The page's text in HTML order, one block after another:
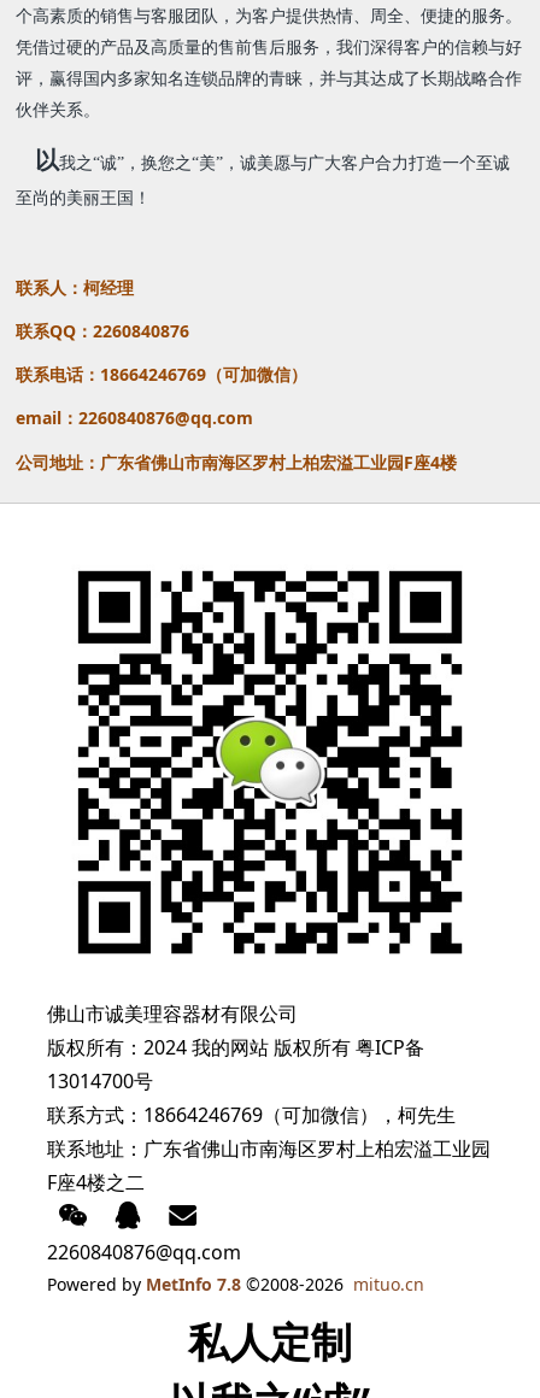
个高素质的销售与客服团队，为客户提供热情、周全、便捷的服务。
凭借过硬的产品及高质量的售前售后服务，我们深得客户的信赖与好
评，赢得国内多家知名连锁品牌的青睐，并与其达成了长期战略合作
伙伴关系。
以我之“诚” ，换您之“美” ，诚美愿与广大客户合力打造一个至诚
至尚的美丽王国！
联系人：柯经理
联系QQ：2260840876
联系电话：18664246769（可加微信）
email：2260840876@qq.com
公司地址：广东省佛山市南海区罗村上柏宏溢工业园F座4楼
佛山市诚美理容器材有限公司
版权所有：2024 我的网站 版权所有粤ICP备
13014700号
联系方式：18664246769（可加微信），柯先生
联系地址：广东省佛山市南海区罗村上柏宏溢工业园
F座4楼之二
2260840876@qq.com
Powered by MetInfo 7.8 ©2008-2026 mituo.cn
私人定制